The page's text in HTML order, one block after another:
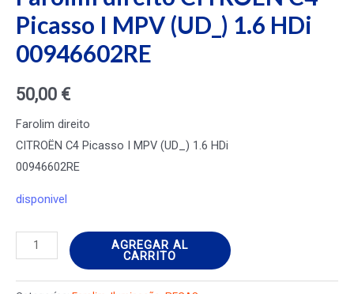
Picasso I MPV (UD_) 1.6 HDi
00946602RE
50,00 €
Farolim direito
CITROËN C4 Picasso I MPV (UD_) 1.6 HDi
00946602RE
disponivel
Farolim
direito
CITROËN
AGREGAR AL
CARRITO